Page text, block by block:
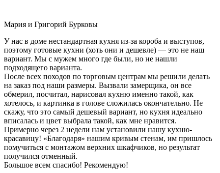
Мария и Григорий Бурковы
У нас в доме нестандартная кухня из-за короба и выступов,
поэтому готовые кухни (хоть они и дешевле) — это не наш
вариант. Мы с мужем много где были, но не нашли
подходящего варианта.
После всех походов по торговым центрам мы решили делать
на заказ под наши размеры. Вызвали замерщика, он все
обмерил, посчитал, нарисовал кухню именно такой, как
хотелось, и картинка в голове сложилась окончательно. Не
скажу, что это самый дешевый вариант, но кухня идеально
вписалась и цвет выбрала такой, как мне нравится.
Примерно через 2 недели нам установили нашу кухню-
красавицу! «Благодаря» нашим кривым стенам, им пришлось
помучиться с монтажом верхних шкафчиков, но результат
получился отменный.
Большое всем спасибо! Рекомендую!